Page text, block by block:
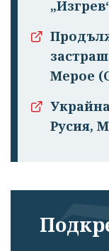
Мерое
Русия,